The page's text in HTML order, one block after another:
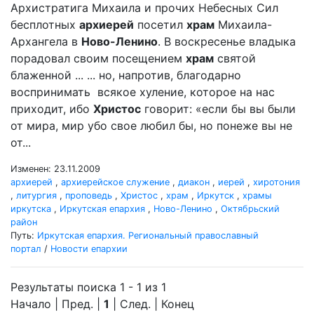
Архистратига Михаила и прочих Небесных Сил
бесплотных архиерей посетил храм Михаила-
Архангела в Ново-Ленино. В воскресенье владыка
порадовал своим посещением храм святой
блаженной ... ... но, напротив, благодарно
воспринимать всякое хуление, которое на нас
приходит, ибо Христос говорит: «если бы вы были
от мира, мир убо свое любил бы, но понеже вы не
от...
Изменен: 23.11.2009
архиерей , архиерейское служение , диакон , иерей , хиротония
, литургия , проповедь , Христос , храм , Иркутск , храмы
иркутска , Иркутская епархия , Ново-Ленино , Октябрьский
район
Путь: Иркутская епархия. Региональный православный
портал / Новости епархии
Результаты поиска 1 - 1 из 1
Начало | Пред. | 1 | След. | Конец